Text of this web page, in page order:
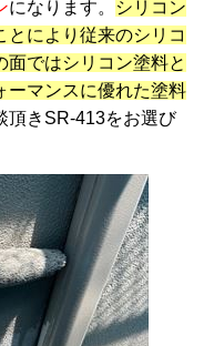
になります。
シリコン
により従来のシリコ
面ではシリコン塗料と
ーマンスに優れた塗料
頂きSR-413をお選び